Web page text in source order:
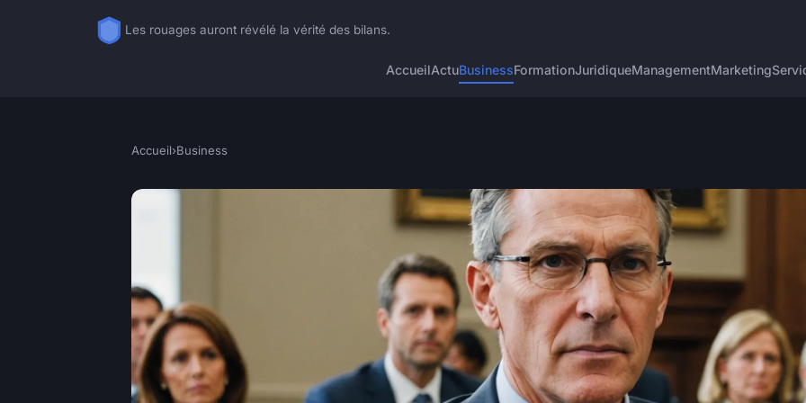
Les rouages auront révélé la vérité des bilans.
AccueilActuBusinessFormationJuridiqueManagementMarketing
Accueil›Business